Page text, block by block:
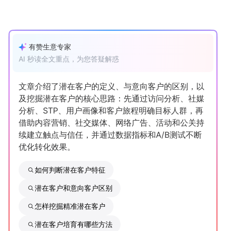
产品更新动态 帮助中心
行业洞察
新零售资讯
培训课程
私域课程
增长俱乐部
有赞生意专家
AI 秒读全文重点，为您答疑解惑
文章介绍了潜在客户的定义、与意向客户的区别，以
及挖掘潜在客户的核心思路：先通过访问分析、社媒
分析、STP、用户画像和客户旅程明确目标人群，再
借助内容营销、社交媒体、网络广告、活动和公关持
续建立触点与信任，并通过数据指标和A/B测试不断
优化转化效果。
如何判断潜在客户特征
潜在客户和意向客户区别
怎样挖掘精准潜在客户
潜在客户培育有哪些方法